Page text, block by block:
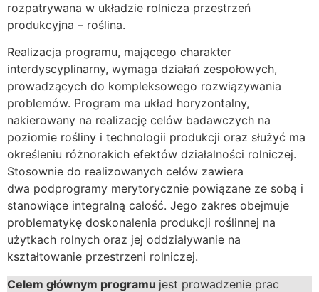
rozpatrywana w układzie rolnicza przestrzeń
produkcyjna – roślina.
Realizacja programu, mającego charakter
interdyscyplinarny, wymaga działań zespołowych,
prowadzących do kompleksowego rozwiązywania
problemów. Program ma układ horyzontalny,
nakierowany na realizację celów badawczych na
poziomie rośliny i technologii produkcji oraz służyć ma
określeniu różnorakich efektów działalności rolniczej.
Stosownie do realizowanych celów zawiera
dwa podprogramy merytorycznie powiązane ze sobą i
stanowiące integralną całość. Jego zakres obejmuje
problematykę doskonalenia produkcji roślinnej na
użytkach rolnych oraz jej oddziaływanie na
kształtowanie przestrzeni rolniczej.
Celem głównym programu jest prowadzenie prac